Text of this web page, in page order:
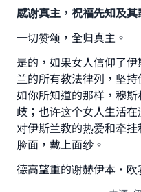
感谢真主，祝福先知及其
一切赞颂，全归真主。
是的，如果女人信仰了
兰的所有教法律列，坚
如你所知道的那样，穆
歧；也许这个女人生活
对伊斯兰教的热爱和牵
脸面，戴上面纱。
德高望重的谢赫伊本·欧
Make an
with your
Your support is
"A person who
good will earn the